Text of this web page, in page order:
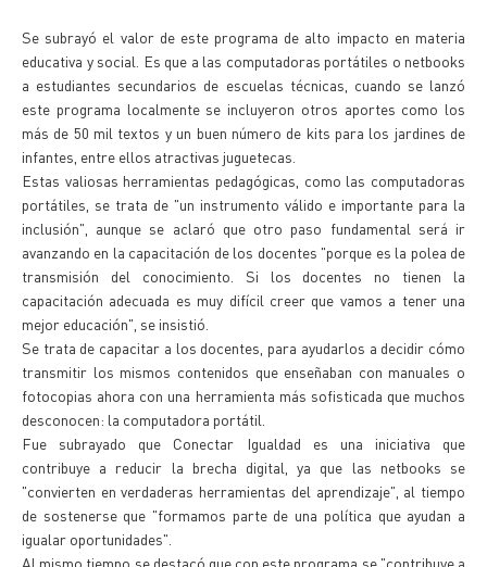
Se subrayó el valor de este programa de alto impacto en materia
educativa y social. Es que a las computadoras portátiles o netbooks
a estudiantes secundarios de escuelas técnicas, cuando se lanzó
este programa localmente se incluyeron otros aportes como los
más de 50 mil textos y un buen número de kits para los jardines de
infantes, entre ellos atractivas juguetecas.
Estas valiosas herramientas pedagógicas, como las computadoras
portátiles, se trata de "un instrumento válido e importante para la
inclusión", aunque se aclaró que otro paso fundamental será ir
avanzando en la capacitación de los docentes "porque es la polea de
transmisión del conocimiento. Si los docentes no tienen la
capacitación adecuada es muy difícil creer que vamos a tener una
mejor educación", se insistió.
Se trata de capacitar a los docentes, para ayudarlos a decidir cómo
transmitir los mismos contenidos que enseñaban con manuales o
fotocopias ahora con una herramienta más sofisticada que muchos
desconocen: la computadora portátil.
Fue subrayado que Conectar Igualdad es una iniciativa que
contribuye a reducir la brecha digital, ya que las netbooks se
"convierten en verdaderas herramientas del aprendizaje", al tiempo
de sostenerse que "formamos parte de una política que ayudan a
igualar oportunidades".
Al mismo tiempo se destacó que con este programa se "contribuye a